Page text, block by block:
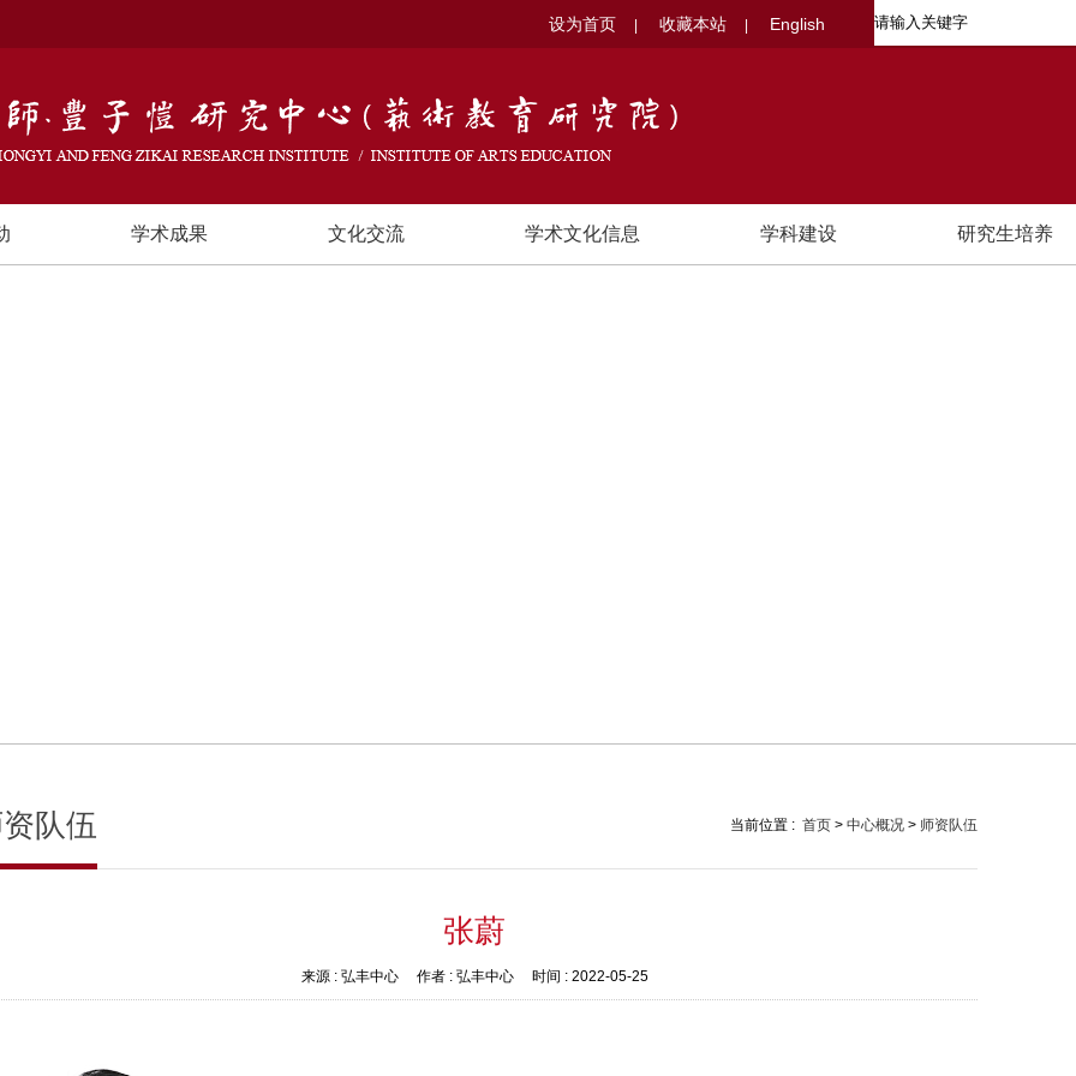
设为首页 收藏本站 English
学术成果 文化交流 学术文化信息 学科建设 研究生培养
队伍 当前位置 : 首页> 中心概况> 师资队伍
张蔚
来源 : 弘丰中心作者 : 弘丰中心时间 : 2022-05-25